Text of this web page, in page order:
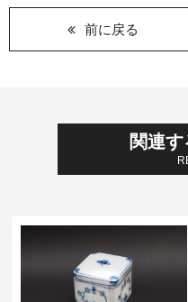
前に戻る
関連